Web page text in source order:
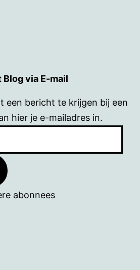
via E-mail
een bericht te krijgen bij een
hier je e-mailadres in.
abonnees